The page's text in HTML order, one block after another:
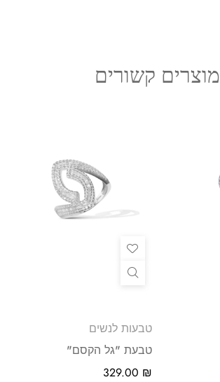
מוצרים קשורים
טבעות לנשים
טבעת "גל הקסם"
329.00 ₪